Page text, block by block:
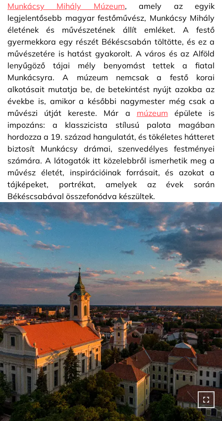
Munkácsy Mihály Múzeum, amely az egyik
legjelentősebb magyar festőművész, Munkácsy Mihály
életének és művészetének állít emléket. A festő
gyermekkora egy részét Békéscsabán töltötte, és ez a
művészetére is hatást gyakorolt. A város és az Alföld
lenyűgöző tájai mély benyomást tettek a fiatal
Munkácsyra. A múzeum nemcsak a festő korai
alkotásait mutatja be, de betekintést nyújt azokba az
évekbe is, amikor a későbbi nagymester még csak a
művészi útját kereste. Már a múzeum épülete is
impozáns: a klasszicista stílusú palota magában
hordozza a 19. század hangulatát, és tökéletes hátteret
biztosít Munkácsy drámai, szenvedélyes festményei
számára. A látogatók itt közelebbről ismerhetik meg a
művész életét, inspirációinak forrásait, és azokat a
tájképeket, portrékat, amelyek az évek során
Békéscsabával összefonódva készültek.